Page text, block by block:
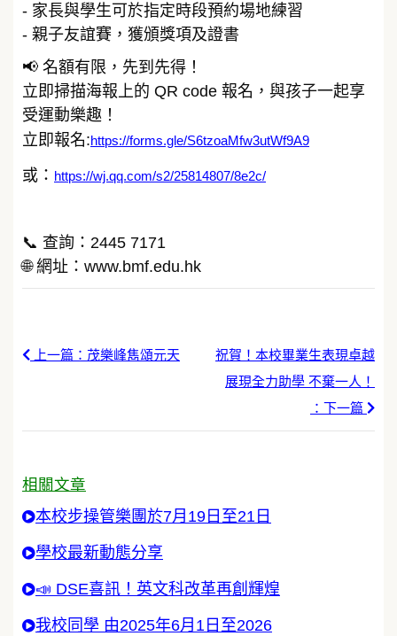
- 家長與學生可於指定時段預約場地練習
- 親子友誼賽，獲頒獎項及證書
📢 名額有限，先到先得！
立即掃描海報上的 QR code 報名，與孩子一起享
受運動樂趣！
立即報名:https://forms.gle/S6tzoaMfw3utWf9A9
或： https://wj.qq.com/s2/25814807/8e2c/
📞 查詢：2445 7171
🌐 網址：www.bmf.edu.hk
上一篇：茂樂峰雋頌元天
祝賀！本校畢業生表現卓越
展現全力助學 不棄一人！
：下一篇
相關文章
本校步操管樂團於7月19日至21日
學校最新動態分享
📣 DSE喜訊！英文科改革再創輝煌
我校同學 由2025年6月1日至2026